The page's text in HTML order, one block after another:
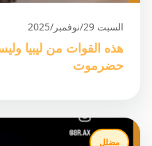
السبت 29/نوفمبر/2025
هذه القوات من ليبيا
حضرموت
مضلل